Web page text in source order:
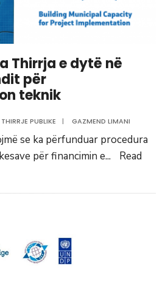
Thirrja e dytë në
për
teknik
THIRRJE PUBLIKE | GAZMEND LIMANI
se ka përfunduar procedura
për financimin e...
Read